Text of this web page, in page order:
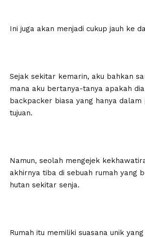
Ini juga akan menjadi cukup jauh ke
Sejak sekitar kemarin, aku bahkan
mana aku bertanya-tanya apakah
backpacker biasa yang hanya
tujuan.
Namun, seolah mengejek
akhirnya tiba di sebuah rumah yang
hutan sekitar senja.
Rumah itu memiliki suasana unik